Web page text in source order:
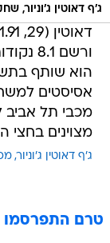
ג'ף דאוטין ג'וניור,
אסיסטים
מכבי תל אביב
מצוינים בחצי
ג'ף דאוטין ג'וניור
טרם התפרסמו